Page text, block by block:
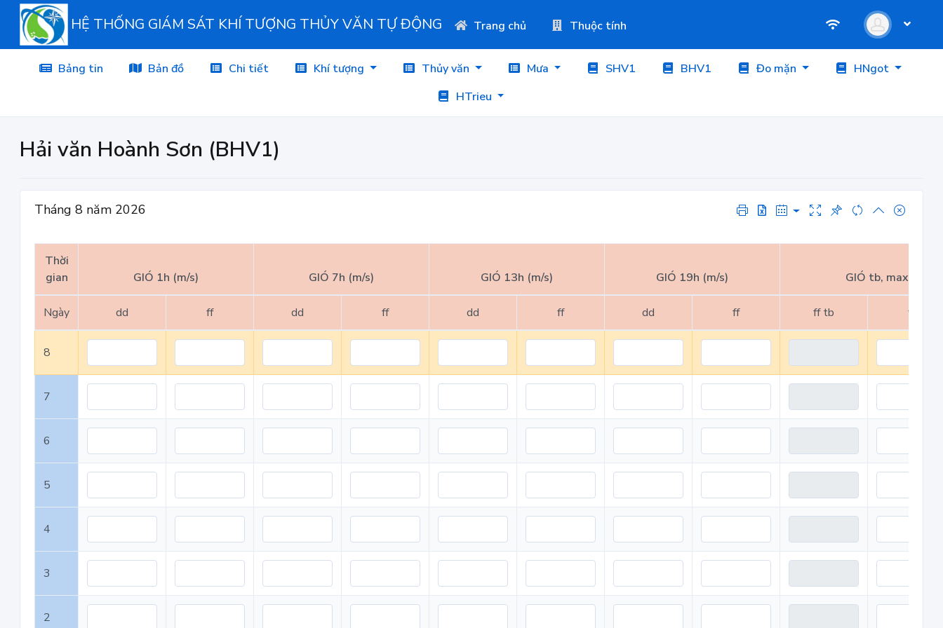
HỆ THỐNG GIÁM SÁT KHÍ TƯỢNG THỦY VĂN TỰ ĐỘNG Trang chủ Thuộc tính
Bảng tin Bản đồ Chi tiết Khí tượng Thủy văn Mưa SHV1 BHV1 Đo mặn
HNgot
HTrieu
Hải văn Hoành Sơn (BHV1)
Tháng 8 năm 2026
Thời
gian
GIÓ 1h (m/s) GIÓ 7h (m/s) GIÓ 13h (m/s) GIÓ 19h (m/s) GIÓ tb, max ngày
Ngày dd ff dd ff dd ff dd ff ff tb ff
8
7
6
5
4
3
2